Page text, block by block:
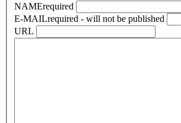
NAMErequired
E-MAILrequired - will not be published
URL